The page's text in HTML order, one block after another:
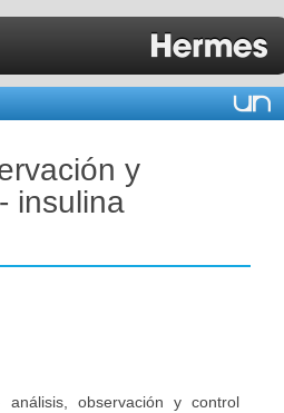
y
insulina
observación y control